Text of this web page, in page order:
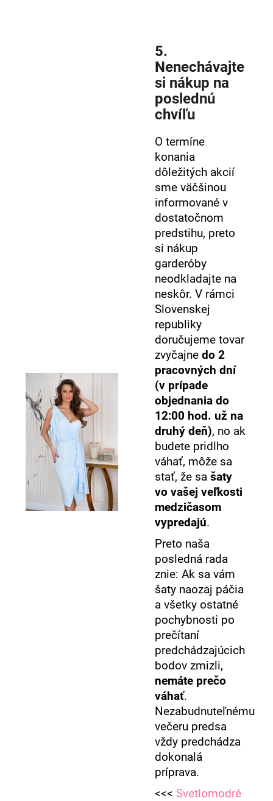
5.
Nenechávajte
si nákup na
poslednú
chvíľu
O termíne
konania
dôležitých akcií
sme väčšinou
informované v
dostatočnom
predstihu, preto
si nákup
garderóby
neodkladajte na
neskôr. V rámci
Slovenskej
republiky
doručujeme tovar
zvyčajne do 2
pracovných dní
(v prípade
objednania do
12:00 hod. už na
druhý deň), no ak
budete pridlho
váhať, môže sa
stať, že sa šaty
vo vašej veľkosti
medzičasom
vypredajú.
Preto naša
posledná rada
znie: Ak sa vám
šaty naozaj páčia
a všetky ostatné
pochybnosti po
prečítaní
predchádzajúcich
bodov zmizli,
nemáte prečo
váhať.
Nezabudnuteľnému
večeru predsa
vždy predchádza
dokonalá
príprava.
<<< Svetlomodré